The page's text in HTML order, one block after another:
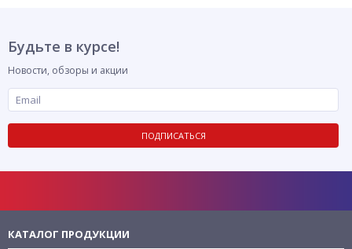
Будьте в курсе!
Новости, обзоры и акции
ПОДПИСАТЬСЯ
КАТАЛОГ ПРОДУКЦИИ